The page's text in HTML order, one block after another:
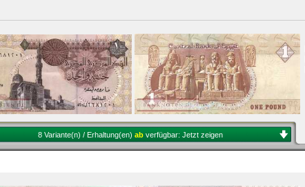
8 Variante(n) / Erhaltung(en) ab verfügbar: Jetzt zeigen